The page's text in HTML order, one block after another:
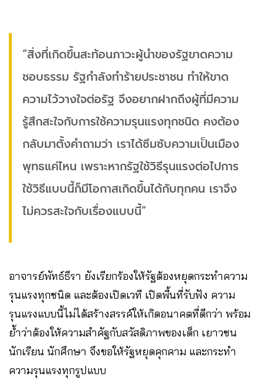
“สิ่งที่เกิดขึ้นสะท้อนภาวะผู้นำของรัฐขาดความ
ชอบธรรม รัฐกำลังทำร้ายประชาชน ทำให้ขาด
ความไว้วางใจต่อรัฐ จึงอยากฝากถึงผู้ที่มีความ
รู้สึกสะใจกับการใช้ความรุนแรงทุกชนิด คงต้อง
กลับมาตั้งคำถามว่า เราได้ซึมซับความเป็นเมือง
พุทธแค่ไหน เพราะหากรัฐใช้วิธีรุนแรงต่อไปการ
ใช้วิธีแบบนี้ก็มีโอกาสเกิดขึ้นได้กับทุกคน เราจึง
ไม่ควรสะใจกับเรื่องแบบนี้”
อาจารย์พัทธ์ธีรา ยังเรียกร้องให้รัฐต้องหยุดกระทำความ
รุนแรงทุกชนิด และต้องเปิดเวที เปิดพื้นที่รับฟัง ความ
รุนแรงแบบนี้ไม่ได้สร้างสรรค์ให้เกิดอนาคตที่ดีกว่า พร้อม
ย้ำว่าต้องให้ความสำคัฐกับสวัสดิภาพของเด็ก เยาวชน
นักเรียน นักศึกษา จึงขอให้รัฐหยุดคุกคาม และกระทำ
ความรุนแรงทุกรูปแบบ